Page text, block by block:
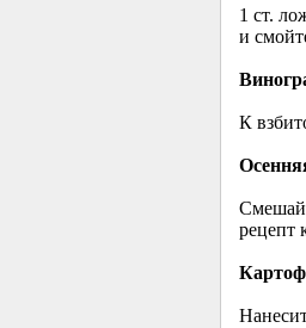
1 ст.
и
К
рецепт